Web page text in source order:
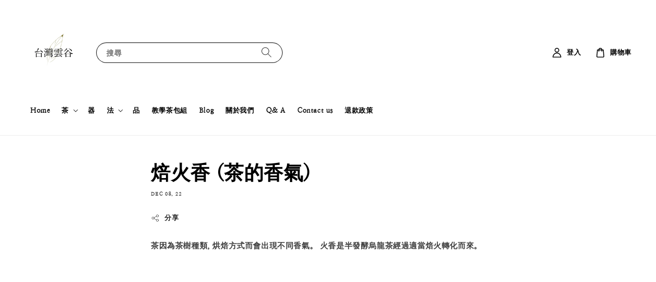
搜尋
Home 茶 器 法 品 教學茶包組 Blog 關於我們 Q& A Contact us 退款政策
登入 購物車
焙火香 (茶的香氣)
DEC 08, 22
分享
茶因為茶樹種類, 烘焙方式而會出現不同香氣。 火香是半發酵烏龍茶經過適當焙火轉化而來。